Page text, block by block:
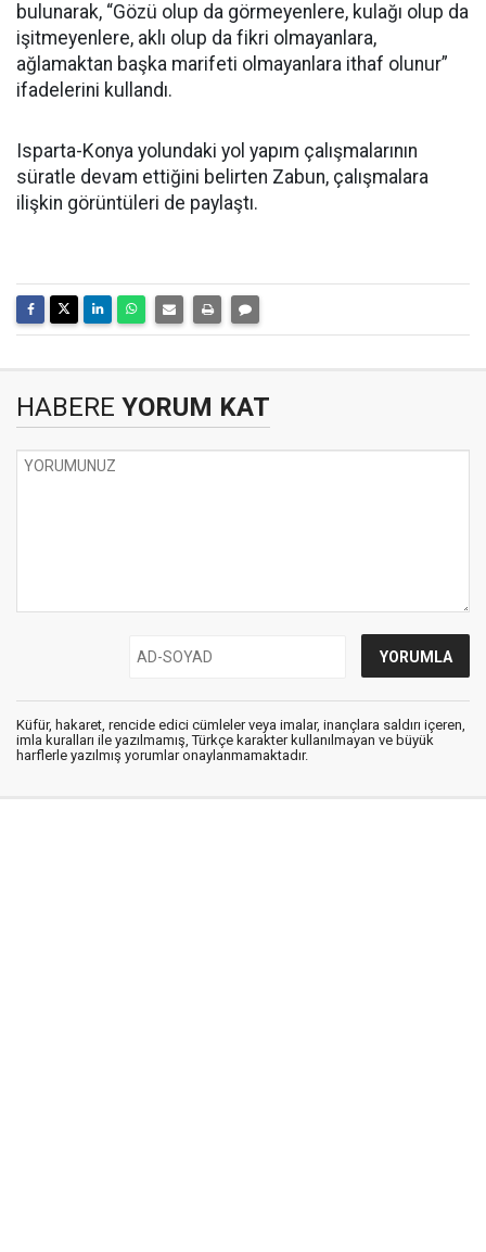
bulunarak, “Gözü olup da görmeyenlere, kulağı olup da
işitmeyenlere, aklı olup da fikri olmayanlara,
ağlamaktan başka marifeti olmayanlara ithaf olunur”
ifadelerini kullandı.
Isparta-Konya yolundaki yol yapım çalışmalarının
süratle devam ettiğini belirten Zabun, çalışmalara
ilişkin görüntüleri de paylaştı.
HABERE YORUM KAT
Küfür, hakaret, rencide edici cümleler veya imalar, inançlara saldırı içeren,
imla kuralları ile yazılmamış, Türkçe karakter kullanılmayan ve büyük
harflerle yazılmış yorumlar onaylanmamaktadır.